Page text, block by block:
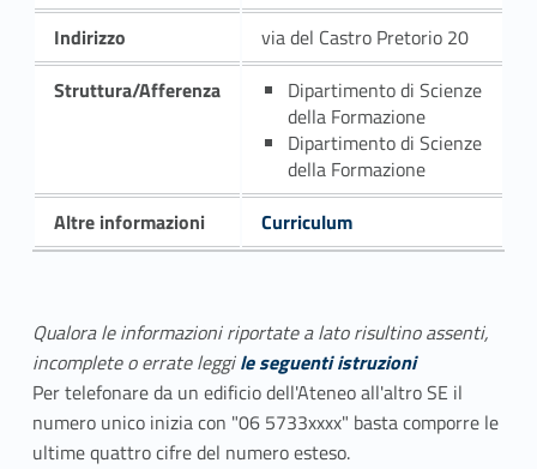
Indirizzo
via del Castro Pretorio 20
Struttura/Afferenza
Dipartimento di Scienze
della Formazione
Dipartimento di Scienze
della Formazione
Altre informazioni
Curriculum
Qualora le informazioni riportate a lato risultino assenti,
incomplete o errate leggile seguenti istruzioni
Per telefonare da un edificio dell'Ateneo all'altro SE il
numero unico inizia con "06 5733xxxx" basta comporre le
ultime quattro cifre del numero esteso.